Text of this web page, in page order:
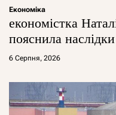
Економіка
економістка
пояснила
6 Серпня, 2026